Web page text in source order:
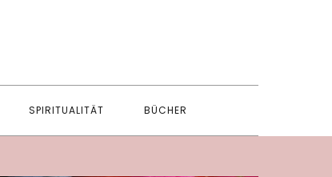
SPIRITUALITÄT BÜCHER